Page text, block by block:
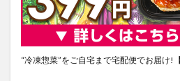
“冷凍惣菜”をご自宅まで宅配便でお届け!